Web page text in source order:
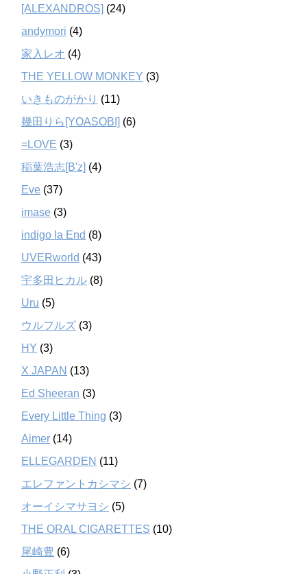
[ALEXANDROS] (24)
andymori (4)
家入レオ (4)
THE YELLOW MONKEY (3)
いきものがかり (11)
幾田りら[YOASOBI] (6)
=LOVE (3)
稲葉浩志[B'z] (4)
Eve (37)
imase (3)
indigo la End (8)
UVERworld (43)
宇多田ヒカル (8)
Uru (5)
ウルフルズ (3)
HY (3)
X JAPAN (13)
Ed Sheeran (3)
Every Little Thing (3)
Aimer (14)
ELLEGARDEN (11)
エレファントカシマシ (7)
オーイシマサヨシ (5)
THE ORAL CIGARETTES (10)
尾崎豊 (6)